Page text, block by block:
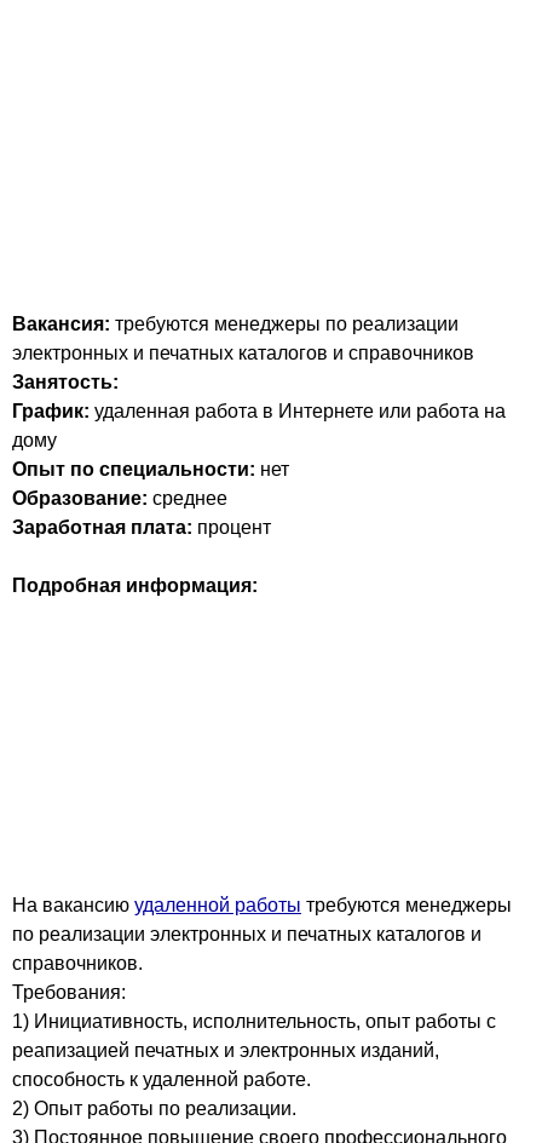
Вакансия: требуются менеджеры по реализации
электронных и печатных каталогов и справочников
Занятость:
График: удаленная работа в Интернете или работа на
дому
Опыт по специальности: нет
Образование: среднее
Заработная плата: процент
Подробная информация:
На вакансию удаленной работы требуются менеджеры
по реализации электронных и печатных каталогов и
справочников.
Требования:
1) Инициативность, исполнительность, опыт работы с
реапизацией печатных и электронных изданий,
способность к удаленной работе.
2) Опыт работы по реализации.
3) Постоянное повышение своего профессионального